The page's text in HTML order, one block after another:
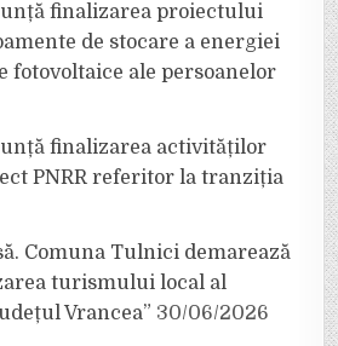
finalizarea proiectului
de stocare a energiei
fotovoltaice ale persoanelor
finalizarea activităților
PNRR referitor la tranziția
Comuna Tulnici demarează
turismului local al
Vrancea” 30/06/2026